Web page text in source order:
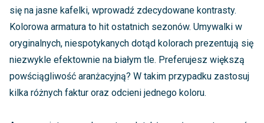
się na jasne kafelki, wprowadź zdecydowane kontrasty.
Kolorowa armatura to hit ostatnich sezonów. Umywalki w
oryginalnych, niespotykanych dotąd kolorach prezentują się
niezwykle efektownie na białym tle. Preferujesz większą
powściągliwość aranżacyjną? W takim przypadku zastosuj
kilka różnych faktur oraz odcieni jednego koloru.